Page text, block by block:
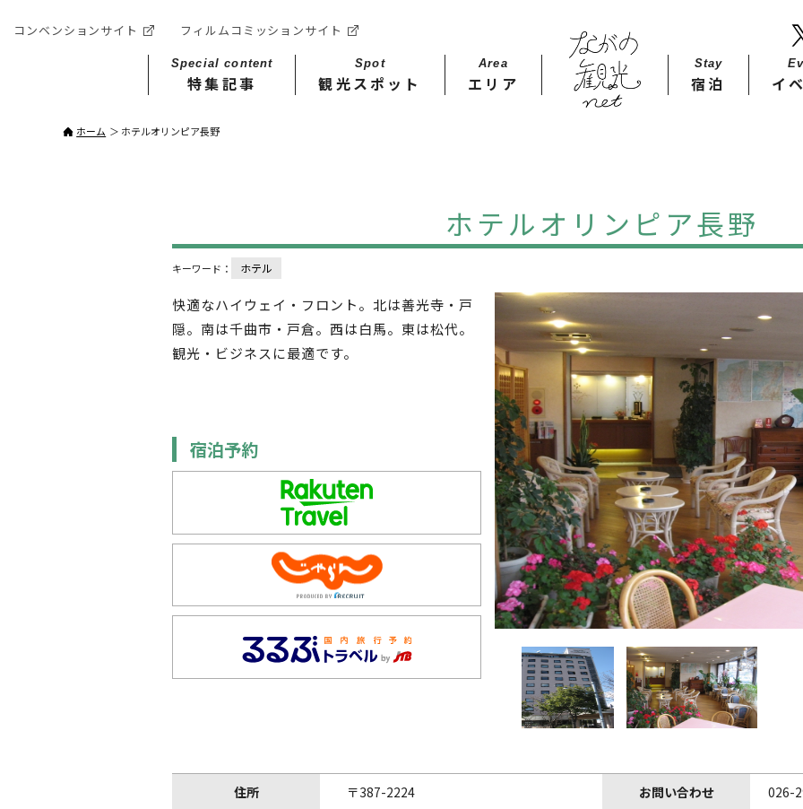
コンベンションサイト フィルムコミッションサイト
Special content
特集記事
Spot
観光スポット
Area
エリア
Stay​
宿泊 イ
ホーム ホテルオリンピア長野
ホテルオリンピア長野
キーワード： ホテル
快適なハイウェイ・フロント。北は善光寺・戸
隠。南は千曲市・戸倉。西は白馬。東は松代。
観光・ビジネスに最適です。
宿泊予約
住所 〒387-2224 お問い合わせ 026-